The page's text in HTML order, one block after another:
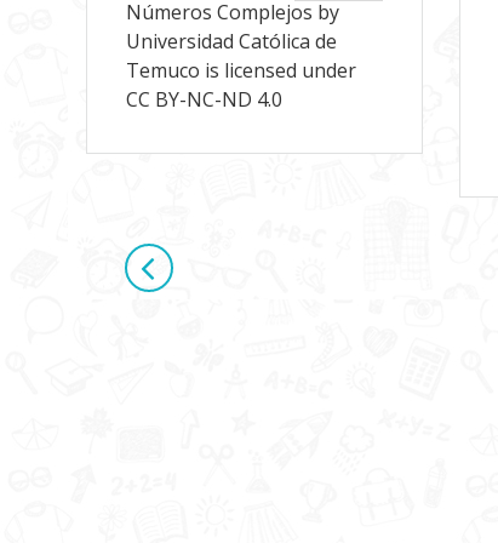
Números Complejos by
Universidad Católica de
Temuco is licensed under
CC BY-NC-ND 4.0
Navegación